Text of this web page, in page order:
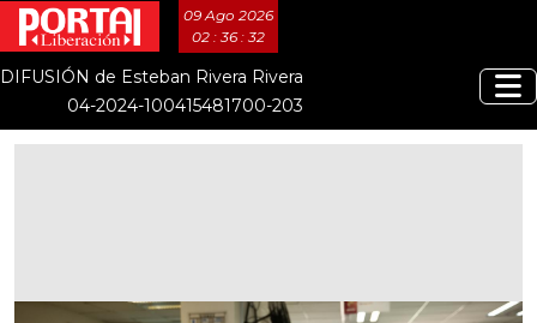
09 Ago 2026
02 : 36 : 32
DIFUSIÓN de Esteban Rivera Rivera
04-2024-100415481700-203